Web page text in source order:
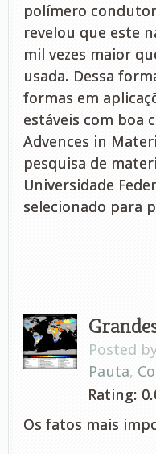
polímero
revelou que este
mil vezes maior
usada. Dessa
formas em
estáveis com boa
Advences in
pesquisa de
Universidade
selecionado para
Posted
Pauta,
Rating:
Os fatos mais